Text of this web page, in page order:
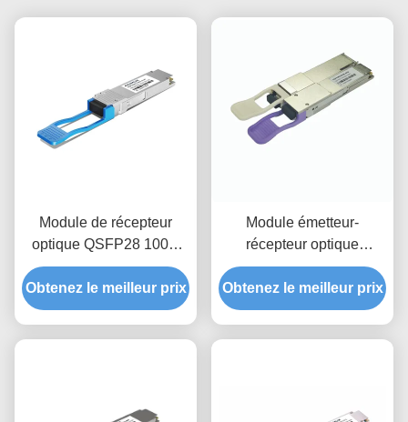
Module de récepteur
optique QSFP28 100G
LR4 10Km
Obtenez le meilleur prix
Module émetteur-
récepteur optique
QSFP28 100G ZR4 BIDI
80Km
Obtenez le meilleur prix